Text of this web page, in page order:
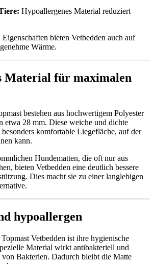
Hypoallergenes Material reduziert
bieten Vetbedden auch auf
Wärme.
Material für maximalen
bestehen aus hochwertigem Polyester
etwa 28 mm. Diese weiche und dichte
komfortable Liegefläche, auf der
kann.
Hundematten, die oft nur aus
bieten Vetbedden eine deutlich bessere
Dies macht sie zu einer langlebigen
hypoallergen
Vetbedden ist ihre hygienische
Material wirkt antibakteriell und
von Bakterien. Dadurch bleibt die Matte